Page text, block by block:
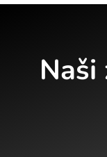
Naši